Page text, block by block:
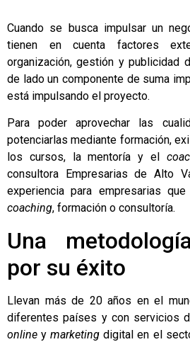
Cuando se busca impulsar un
tienen en cuenta factores
organización, gestión y publicidad
de lado un componente de suma
está impulsando el proyecto.
Para poder aprovechar las
potenciarlas mediante formación,
los cursos, lamentoría y el
consultora
Empresarias de Alto
experiencia para empresarias
coaching, formación o consultoría.
Una
por su éxito
Llevan más de 20 años en el
diferentes países y con servicios
onlineymarketingdigital en el